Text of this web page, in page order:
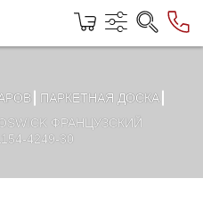
ПАРКЕТНАЯ ДОСКА
ФРАНЦУЗСКИЙ
4249-30